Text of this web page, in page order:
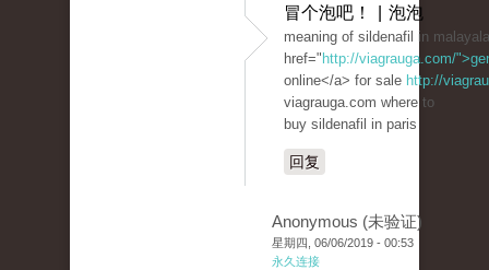
冒个泡吧！ | 泡泡
meaning of sildenafil in
href=" http://viagrauga.com/
online</a> for sale http://
viagrauga.com where to
buy sildenafil in paris
回复
Anonymous (未验证)
星期四, 06/06/2019 - 00:53
永久连接